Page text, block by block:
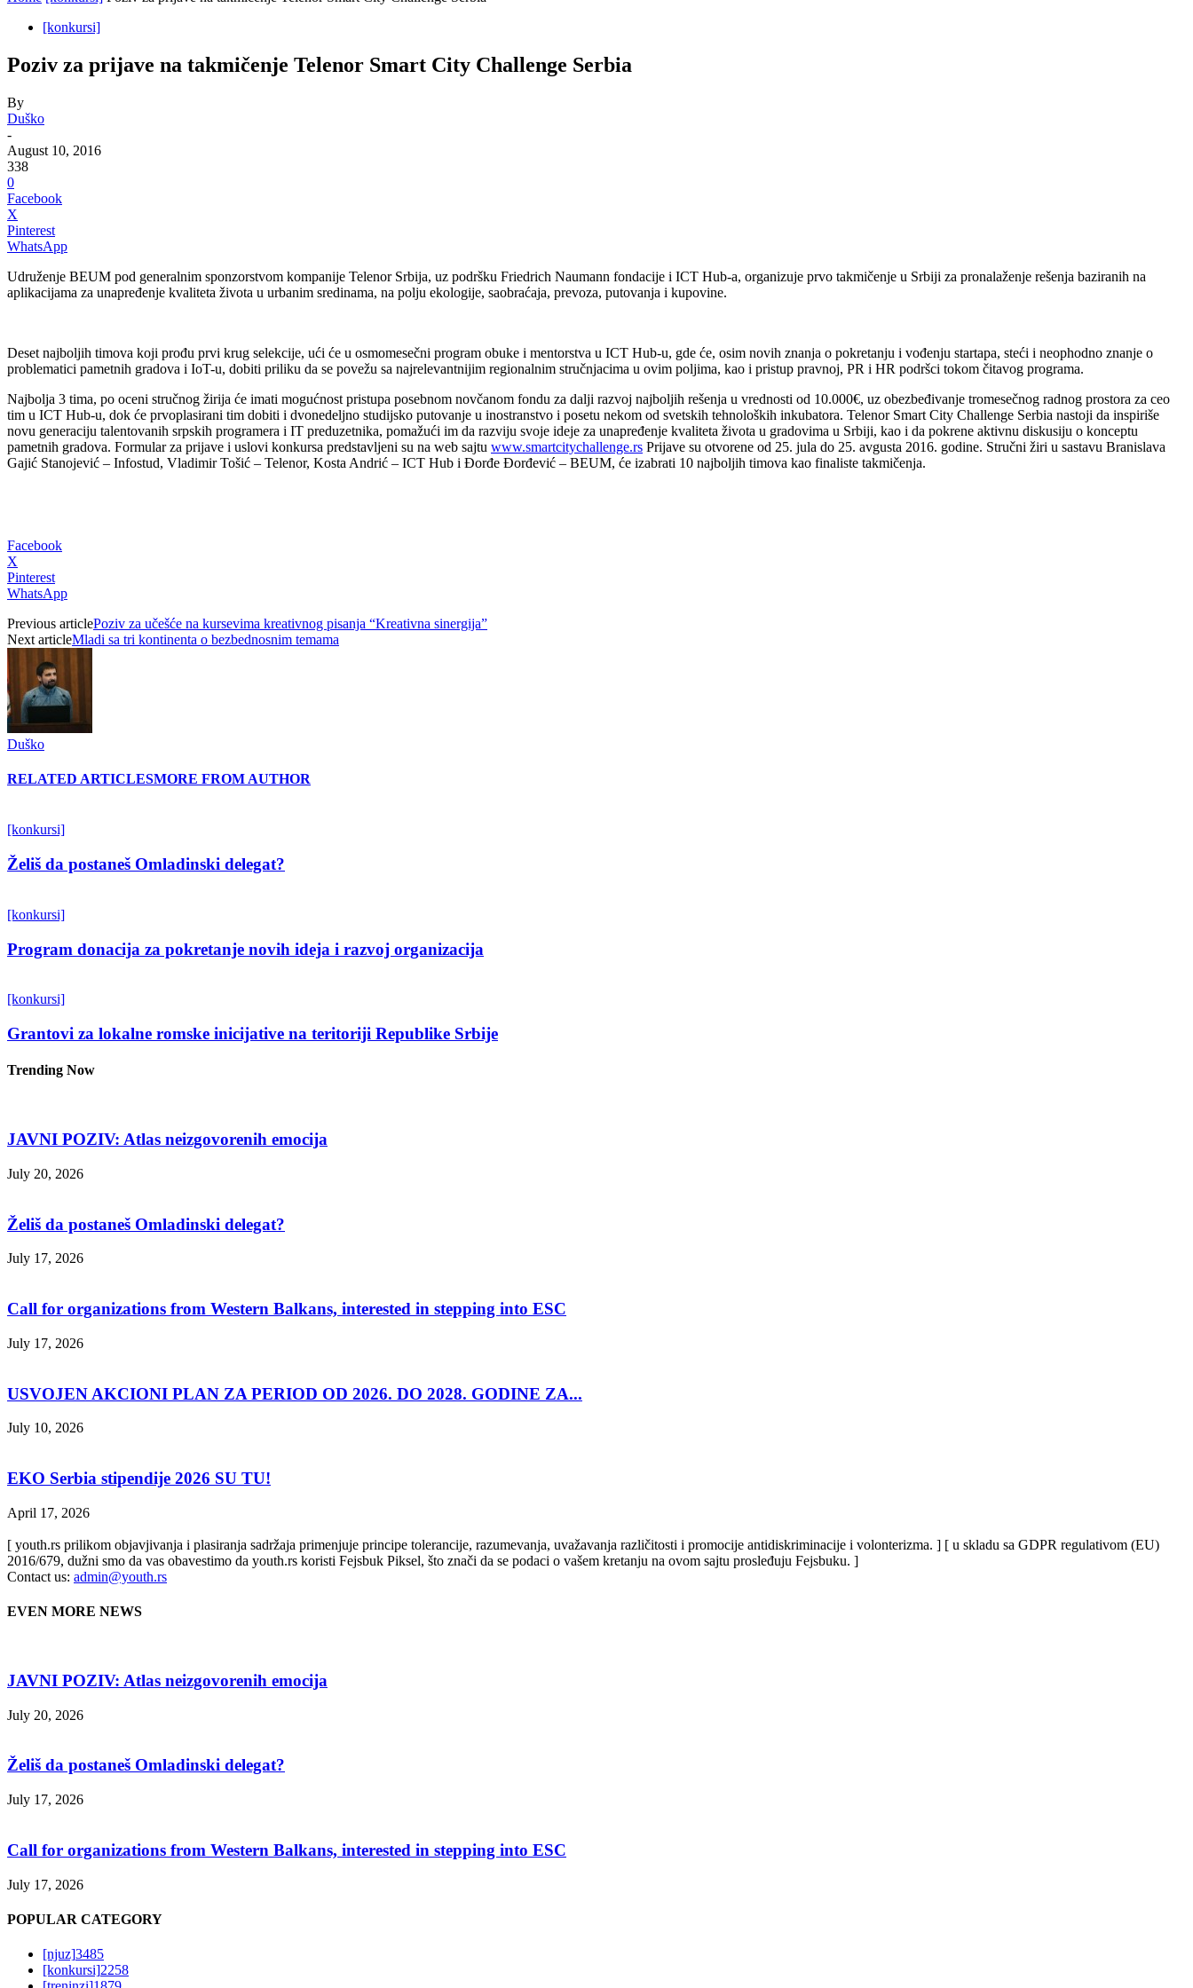
[konkursi]
Poziv za prijave na takmičenje Telenor Smart City Challenge Serbia
By
Duško
-
August 10, 2016
338
0
Facebook
X
Pinterest
WhatsApp
Udruženje BEUM pod generalnim sponzorstvom kompanije Telenor Srbija, uz podršku Friedrich Naumann fondacije i ICT Hub-a, organizuje prvo takmičenje u Srbiji za pronalaženje rešenja baziranih na
aplikacijama za unapređenje kvaliteta života u urbanim sredinama, na polju ekologije, saobraćaja, prevoza, putovanja i kupovine.
Deset najboljih timova koji prođu prvi krug selekcije, ući će u osmomesečni program obuke i mentorstva u ICT Hub-u, gde će, osim novih znanja o pokretanju i vođenju startapa, steći i neophodno znanje o
problematici pametnih gradova i IoT-u, dobiti priliku da se povežu sa najrelevantnijim regionalnim stručnjacima u ovim poljima, kao i pristup pravnoj, PR i HR podršci tokom čitavog programa.
Najbolja 3 tima, po oceni stručnog žirija će imati mogućnost pristupa posebnom novčanom fondu za dalji razvoj najboljih rešenja u vrednosti od 10.000€, uz obezbeđivanje tromesečnog radnog prostora za ceo
tim u ICT Hub-u, dok će prvoplasirani tim dobiti i dvonedeljno studijsko putovanje u inostranstvo i posetu nekom od svetskih tehnoloških inkubatora. Telenor Smart City Challenge Serbia nastoji da inspiriše
novu generaciju talentovanih srpskih programera i IT preduzetnika, pomažući im da razviju svoje ideje za unapređenje kvaliteta života u gradovima u Srbiji, kao i da pokrene aktivnu diskusiju o konceptu
pametnih gradova. Formular za prijave i uslovi konkursa predstavljeni su na web sajtu www.smartcitychallenge.rs Prijave su otvorene od 25. jula do 25. avgusta 2016. godine. Stručni žiri u sastavu Branislava
Gajić Stanojević – Infostud, Vladimir Tošić – Telenor, Kosta Andrić – ICT Hub i Đorđe Đorđević – BEUM, će izabrati 10 najboljih timova kao finaliste takmičenja.
Facebook
X
Pinterest
WhatsApp
Previous articlePoziv za učešće na kursevima kreativnog pisanja “Kreativna sinergija”
Next articleMladi sa tri kontinenta o bezbednosnim temama
Duško
RELATED ARTICLESMORE FROM AUTHOR
[konkursi]
Želiš da postaneš Omladinski delegat?
[konkursi]
Program donacija za pokretanje novih ideja i razvoj organizacija
[konkursi]
Grantovi za lokalne romske inicijative na teritoriji Republike Srbije
Trending Now
JAVNI POZIV: Atlas neizgovorenih emocija
July 20, 2026
Želiš da postaneš Omladinski delegat?
July 17, 2026
Call for organizations from Western Balkans, interested in stepping into ESC
July 17, 2026
USVOJEN AKCIONI PLAN ZA PERIOD OD 2026. DO 2028. GODINE ZA...
July 10, 2026
EKO Serbia stipendije 2026 SU TU!
April 17, 2026
[ youth.rs prilikom objavjivanja i plasiranja sadržaja primenjuje principe tolerancije, razumevanja, uvažavanja različitosti i promocije antidiskriminacije i volonterizma. ] [ u skladu sa GDPR regulativom (EU)
2016/679, dužni smo da vas obavestimo da youth.rs koristi Fejsbuk Piksel, što znači da se podaci o vašem kretanju na ovom sajtu prosleđuju Fejsbuku. ]
Contact us: admin@youth.rs
EVEN MORE NEWS
JAVNI POZIV: Atlas neizgovorenih emocija
July 20, 2026
Želiš da postaneš Omladinski delegat?
July 17, 2026
Call for organizations from Western Balkans, interested in stepping into ESC
July 17, 2026
POPULAR CATEGORY
[njuz]3485
[konkursi]2258